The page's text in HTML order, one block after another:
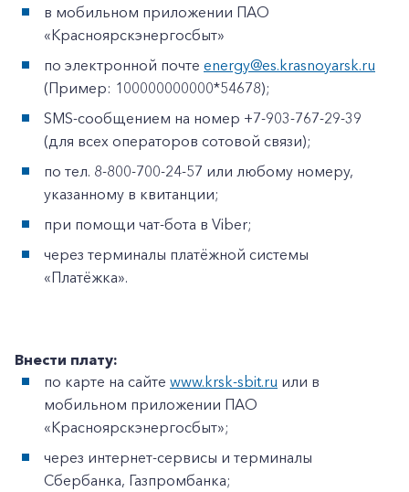
в мобильном приложении ПАО
«Красноярскэнергосбыт»
по электронной почте energy@es.krasnoyarsk.ru
(Пример: 100000000000*54678);
SMS-сообщением на номер +7-903-767-29-39
(для всех операторов сотовой связи);
по тел. 8-800-700-24-57 или любому номеру,
указанному в квитанции;
при помощи чат-бота в Viber;
через терминалы платёжной системы
«Платёжка».
Внести плату:
по карте на сайте www.krsk-sbit.ru или в
мобильном приложении ПАО
«Красноярскэнергосбыт»;
через интернет-сервисы и терминалы
Сбербанка, Газпромбанка;